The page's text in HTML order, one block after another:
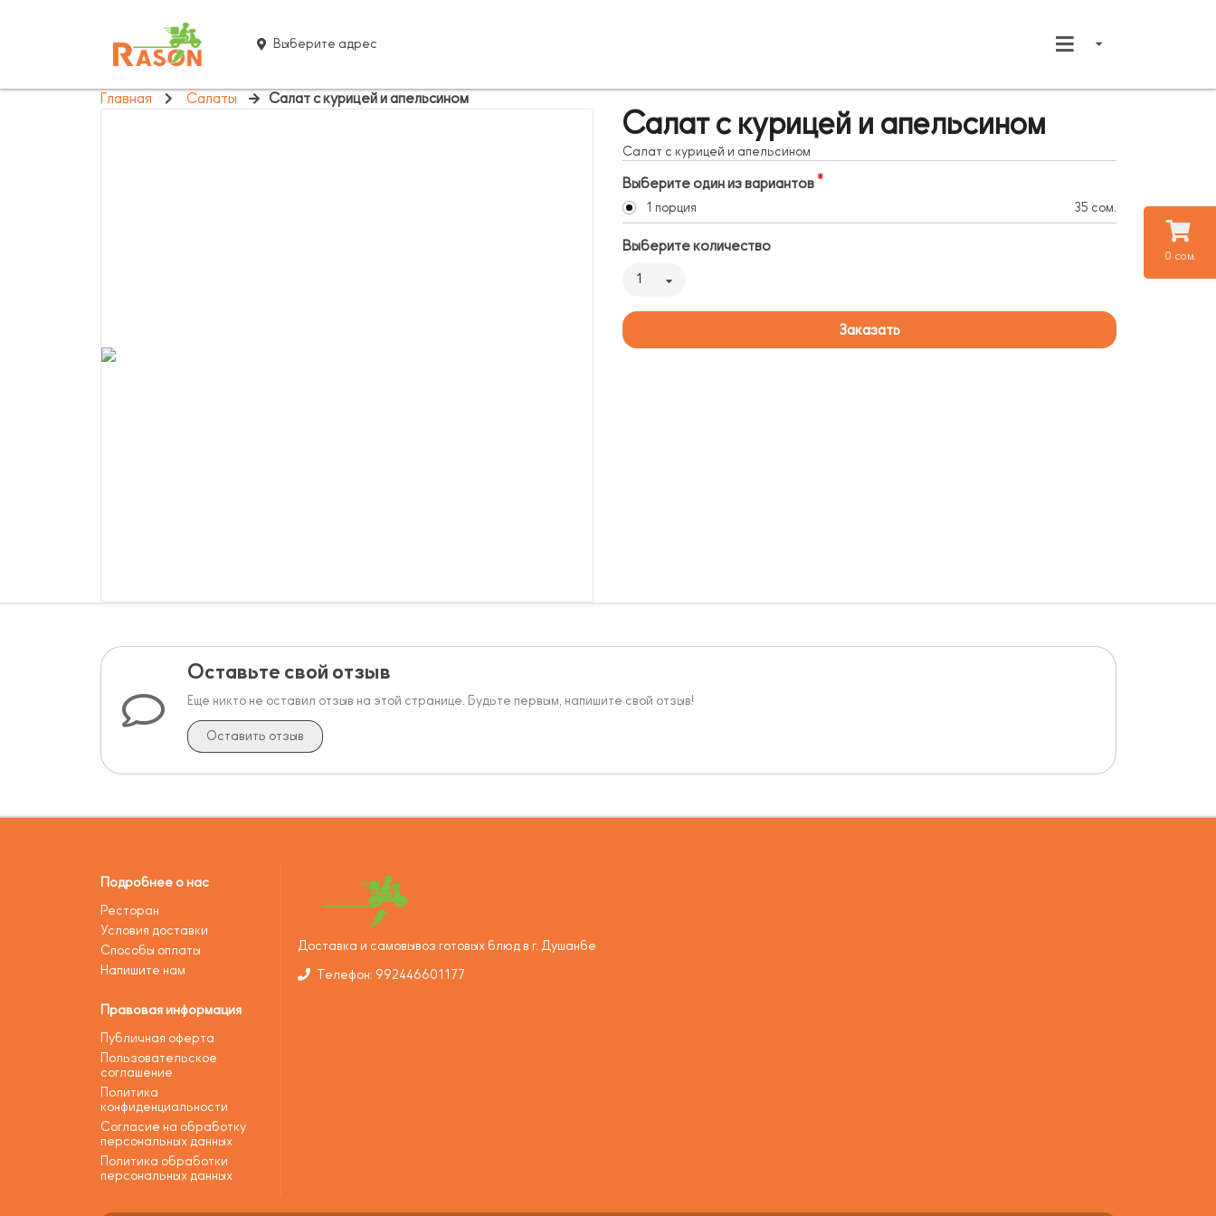
0 сом.
Выберите адрес
Главная Салаты Салат с курицей и апельсином
Салат с курицей и апельсином
Салат с курицей и апельсином
Выберите один из вариантов
1 порция 35 сом.
Выберите количество
1
Заказать
Оставьте свой отзыв
Еще никто не оставил отзыв на этой странице. Будьте первым, напишите свой отзыв!
Оставить отзыв
Подробнее о нас
Ресторан
Условия доставки
Способы оплаты
Напишите нам
Правовая информация
Публичная оферта
Пользовательское
соглашение
Политика
конфиденциальности
Согласие на обработку
персональных данных
Политика обработки
персональных данных
Доставка и самовывоз готовых блюд в г. Душанбе
Телефон: 992446601177